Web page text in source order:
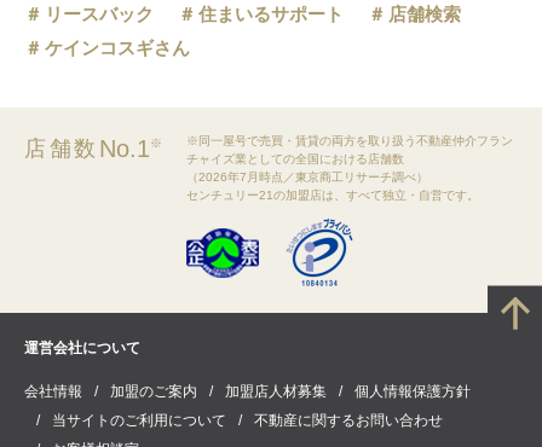
リースバック
住まいるサポート
店舗検索
ケインコスギさん
店舗数 No.1※
※同一屋号で売買・賃貸の両方を取り扱う不動産仲介フラン
チャイズ業としての全国における店舗数
（2026年7月時点／東京商工リサーチ調べ）
センチュリー21の加盟店は、すべて独立・自営です。
運営会社について
会社情報 加盟のご案内 加盟店人材募集
個人情報保護方針
当サイトのご利用について
不動産に関するお問い合わせ